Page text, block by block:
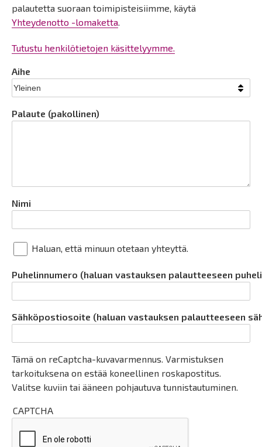
palautetta suoraan toimipisteisiimme, käytä
Yhteydenotto -lomaketta.
Tutustu henkilötietojen käsittelyymme.
Aihe
Palaute (pakollinen)
Nimi
Haluan, että minuun otetaan yhteyttä.
Puhelinnumero (haluan vastauksen palautteeseen
Sähköpostiosoite (haluan vastauksen palautteeseen
Tämä on reCaptcha-kuvavarmennus. Varmistuksen
tarkoituksena on estää koneellinen roskapostitus.
Valitse kuviin tai ääneen pohjautuva tunnistautuminen.
CAPTCHA